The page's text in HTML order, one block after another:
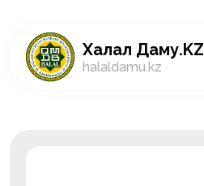
Халал Даму.KZ
halaldamu.kz